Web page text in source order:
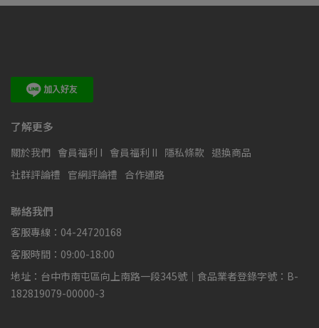
了解更多
關於我們 會員福利 I 會員福利 II 隱私條款 退換商品
社群評論禮 官網評論禮 合作通路
聯絡我們
客服專線：04-24720168
客服時間：09:00-18:00
地址：台中市南屯區向上南路一段345號｜食品業者登錄字號：B-
182819079-00000-3